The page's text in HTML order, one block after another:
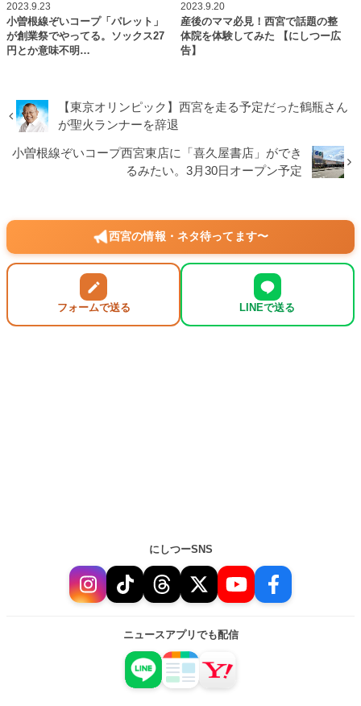
2023.9.23
小曽根線ぞいコープ「パレット」
が創業祭でやってる。ソックス27
円とか意味不明…
2023.9.20
産後のママ必見！西宮で話題の整
体院を体験してみた 【にしつー広
告】
【東京オリンピック】西宮を走る予定だった鶴瓶さん
が聖火ランナーを辞退
小曽根線ぞいコープ西宮東店に「喜久屋書店」ができ
るみたい。3月30日オープン予定
西宮の情報・ネタ待ってます〜
フォームで送る LINEで送る
にしつーSNS
ニュースアプリでも配信